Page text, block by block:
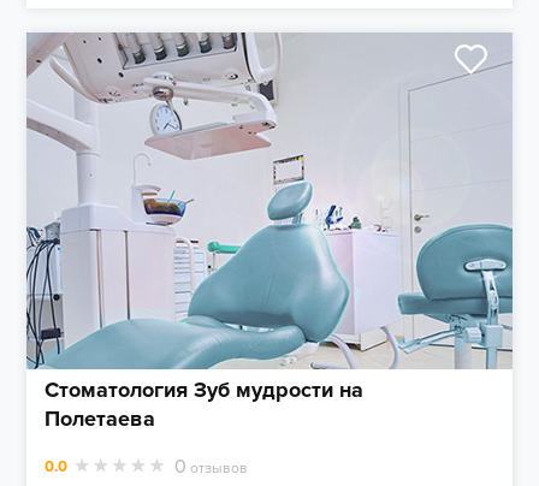
Стоматология Зуб мудрости на
Полетаева
0.0 0 отзывов